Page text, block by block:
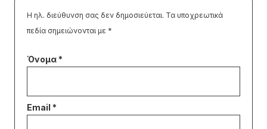
Η ηλ. διεύθυνση σας δεν δημοσιεύεται. Τα υποχρεωτικά
πεδία σημειώνονται με *